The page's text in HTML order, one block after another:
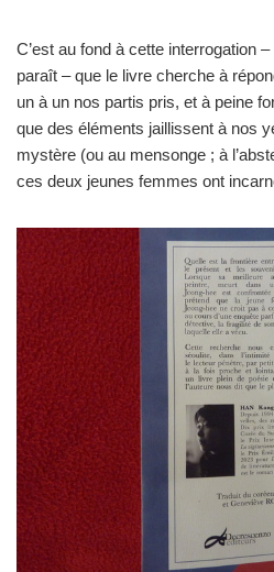
C’est au fond à cette interrogation –
paraît – que le livre cherche à
un à un nos partis pris, et à peine
que des éléments jaillissent à nos
mystère (ou au mensonge ; à
ces deux jeunes femmes ont